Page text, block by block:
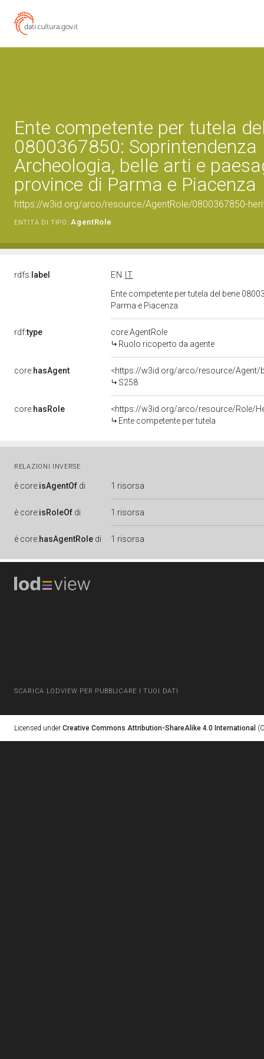
Ente competente per tutela
0800367850: Soprintendenza
Archeologia, belle arti e
province di Parma e Piacenza
https://w3id.org/arco/resource/AgentRole/0800367850-
ENTITÀ DI TIPO: AgentRole
rdfs: label EN
IT
Ente competente per tutela del bene
Parma e Piacenza
rdf:type
core:AgentRole
Ruolo ricoperto da agente
core:hasAgent
<https://w3id.org/arco/resource/Agent/
S258
core:hasRole
<https://w3id.org/arco/resource/Role/
Ente competente per tutela
RELAZIONI INVERSE
è core:isAgentOf di 1 risorsa
è core:isRoleOf di 1 risorsa
è core:hasAgentRole di 1 risorsa
SCARICA LODVIEW PER PUBBLICARE I TUOI DATI
Licensed under Creative Commons Attribution-ShareAlike 4.0 International